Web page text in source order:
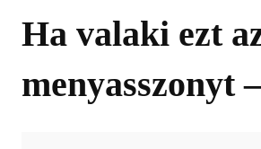
Ha valaki ezt
menyasszonyt